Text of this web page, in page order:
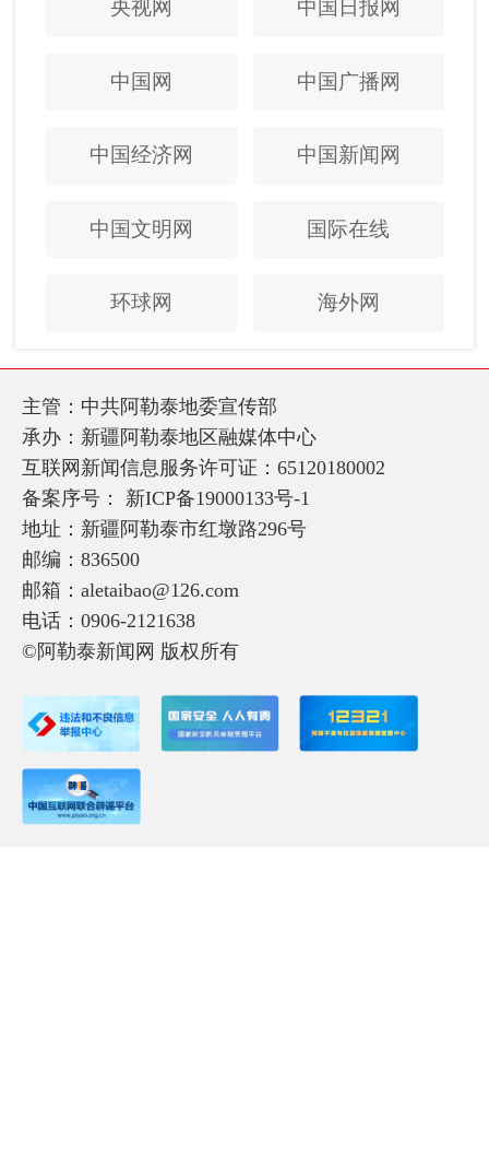
央视网 中国日报网
中国网 中国广播网
中国经济网 中国新闻网
中国文明网 国际在线
环球网 海外网
主管：中共阿勒泰地委宣传部
承办：新疆阿勒泰地区融媒体中心
互联网新闻信息服务许可证：65120180002
备案序号： 新ICP备19000133号-1
地址：新疆阿勒泰市红墩路296号
邮编：836500
邮箱：aletaibao@126.com
电话：0906-2121638
©阿勒泰新闻网 版权所有